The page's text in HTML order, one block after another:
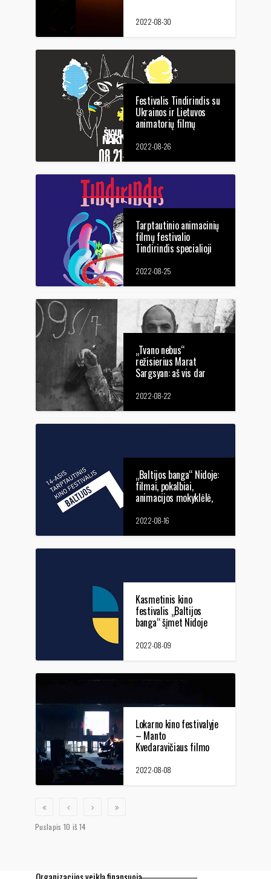
2022-08-30
Festivalis Tindirindis su
Ukrainos ir Lietuvos
animatorių filmų
programa svečiuojasi
Šiaulių kultūros
festivalyje „Šiaulių
2022-08-26
Tarptautinio animacinių
filmų festivalio
Tindirindis specialioji
Mėnuo Juodaragis
MJRXXII
2022-08-25
„Tvano nebus“
režisierius Marat
Sargsyan: aš vis dar
2022-08-22
„Baltijos banga“ Nidoje:
filmai, pokalbiai,
animacijos mokyklėlė,
operatorių A. Kemežį
pristatymas
2022-08-16
Kasmetinis kino
festivalis „Baltijos
banga“ šįmet Nidoje
vyks 14-tą kartą
2022-08-09
Lokarno kino festivalyje
– Manto
Kvedaravičiaus filmo
2022-08-08
Puslapis 10 iš 14